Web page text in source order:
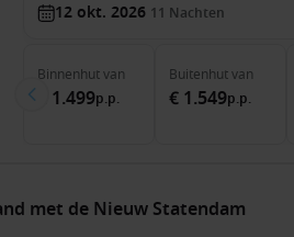
12 okt. 2026 11 Nachten
Binnenhutvan
€ 1.499p.p.
Buitenhutvan
€ 1.549p.p.
met de Nieuw Statendam